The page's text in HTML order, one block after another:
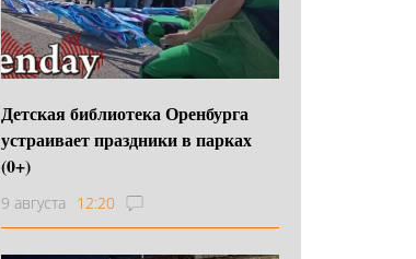
Детская библиотека Оренбурга
устраивает праздники в парках
(0+)
9 августа 12:20